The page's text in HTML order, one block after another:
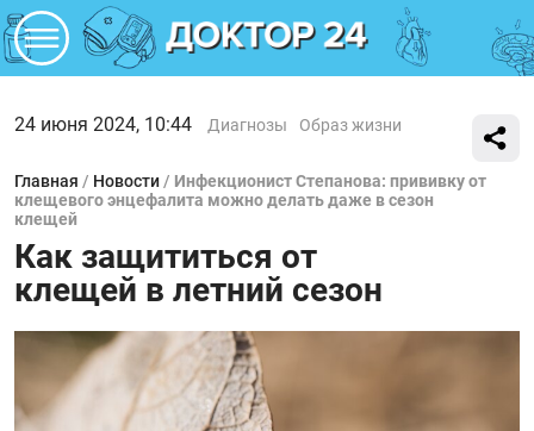
24 июня 2024, 10:44 Диагнозы Образ жизни
Главная / Новости / Инфекционист Степанова: прививку от
клещевого энцефалита можно делать даже в сезон
клещей
Как защититься от
клещей в летний сезон